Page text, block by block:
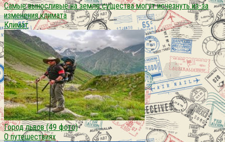
Самые выносливые на земле существа могут исчезнуть из-за
изменения климата
Климат
Город львов (49 фото)
О путешествиях